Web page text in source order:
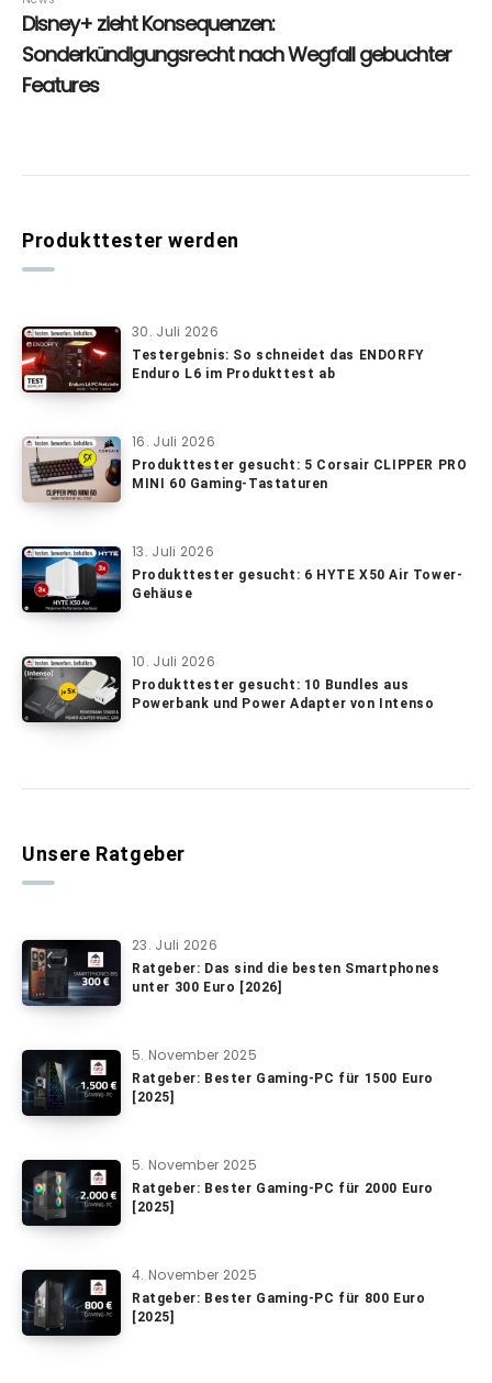
Produkttester werden
30. Juli 2026
Testergebnis: So schneidet das ENDORFY
Enduro L6 im Produkttest ab
16. Juli 2026
Produkttester gesucht: 5 Corsair CLIPPER PRO
MINI 60 Gaming-Tastaturen
13. Juli 2026
Produkttester gesucht: 6 HYTE X50 Air Tower-
Gehäuse
10. Juli 2026
Produkttester gesucht: 10 Bundles aus
Powerbank und Power Adapter von Intenso
Unsere Ratgeber
23. Juli 2026
Ratgeber: Das sind die besten Smartphones
unter 300 Euro [2026]
5. November 2025
Ratgeber: Bester Gaming-PC für 1500 Euro
[2025]
5. November 2025
Ratgeber: Bester Gaming-PC für 2000 Euro
[2025]
4. November 2025
Ratgeber: Bester Gaming-PC für 800 Euro
[2025]